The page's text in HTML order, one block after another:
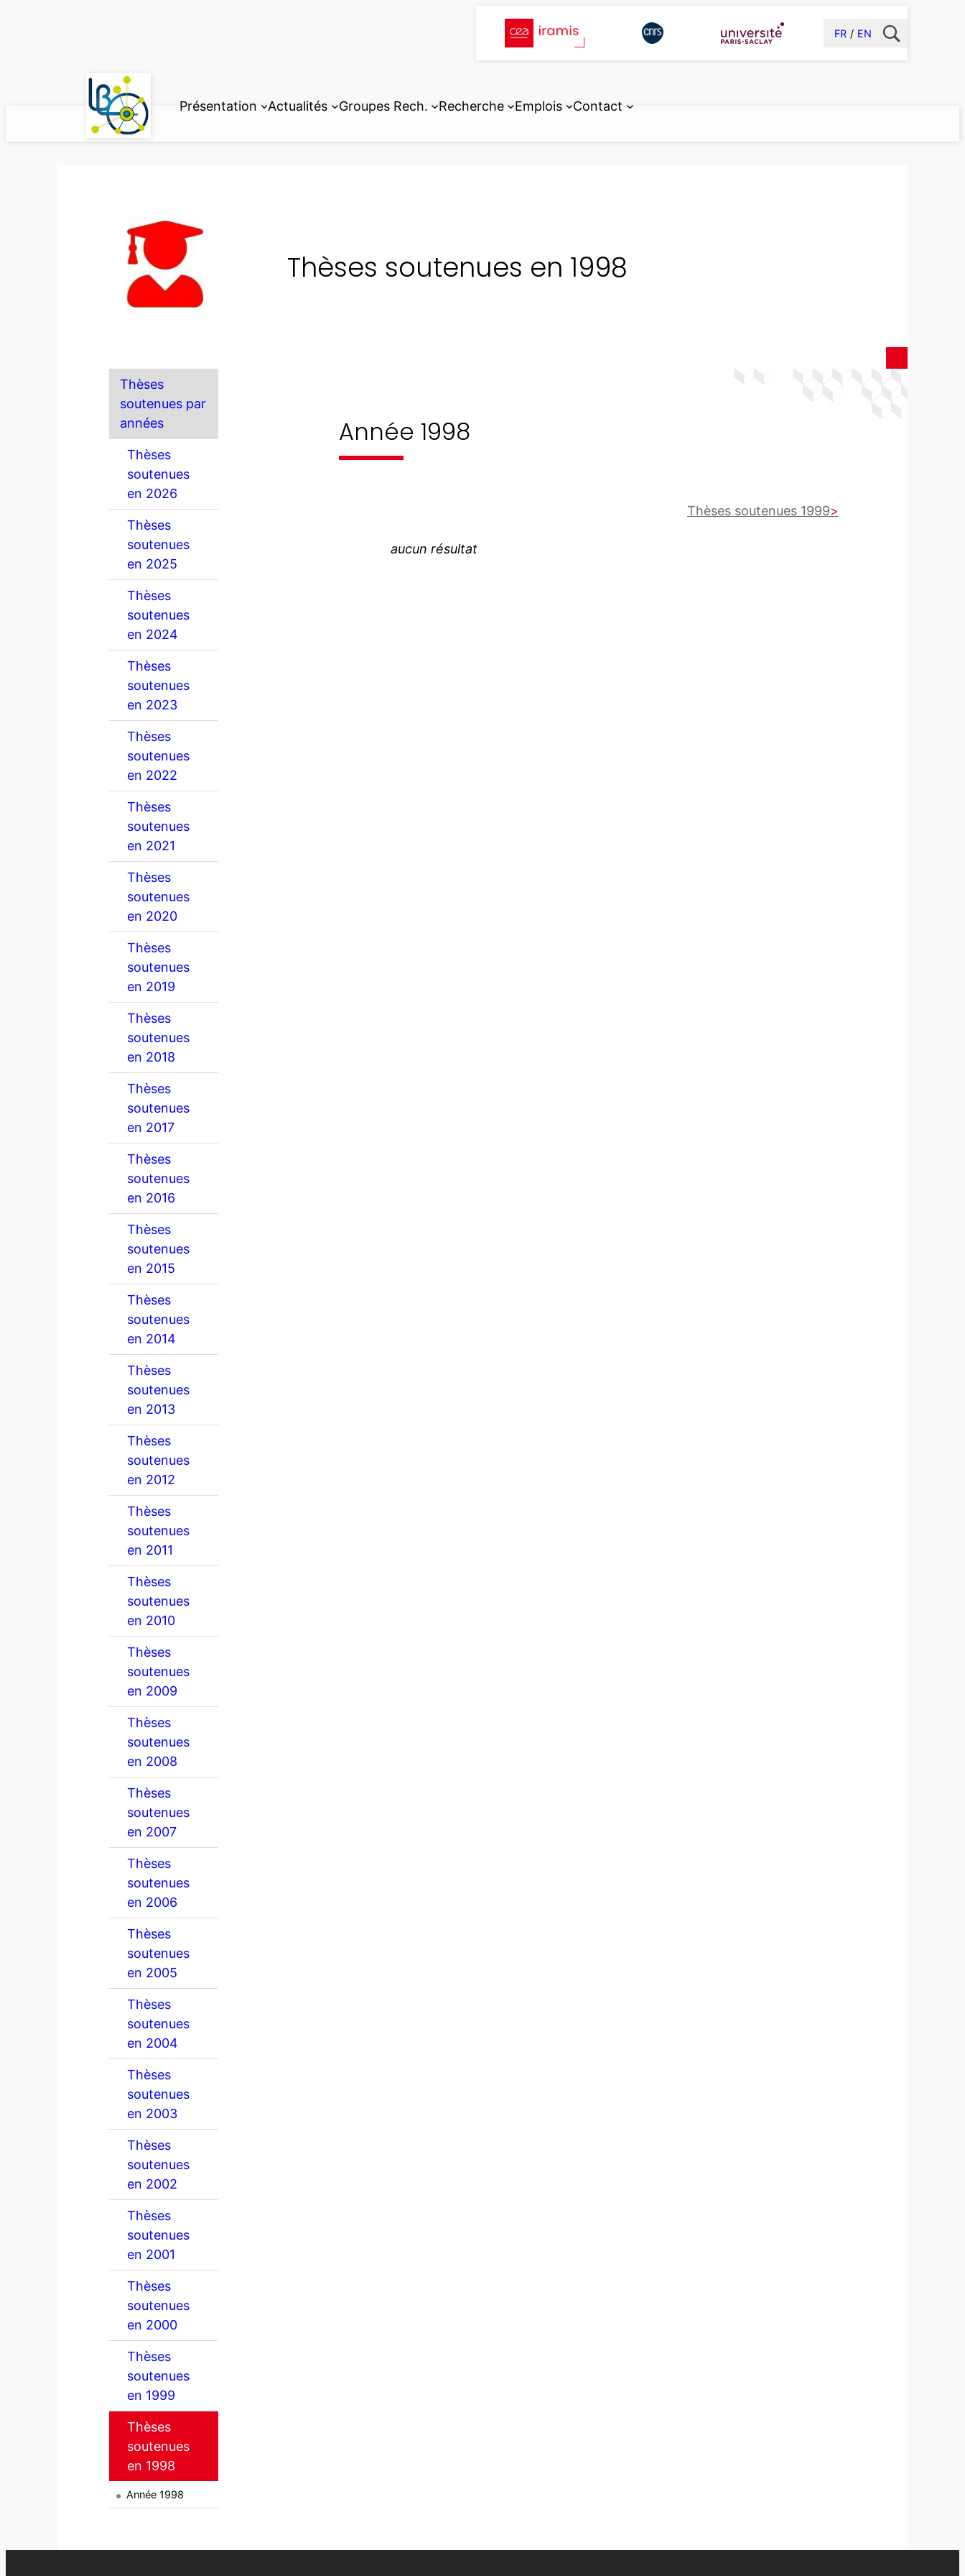
FR EN
Présentation Actualités Groupes Rech. Recherche Emplois Contact
Thèses soutenues en 1998
Thèses
soutenues par
années
Thèses
soutenues
en 2026
Thèses
soutenues
en 2025
Thèses
soutenues
en 2024
Thèses
soutenues
en 2023
Thèses
soutenues
en 2022
Thèses
soutenues
en 2021
Thèses
soutenues
en 2020
Thèses
soutenues
en 2019
Thèses
soutenues
en 2018
Thèses
soutenues
en 2017
Thèses
soutenues
en 2016
Thèses
soutenues
en 2015
Thèses
soutenues
en 2014
Thèses
soutenues
en 2013
Thèses
soutenues
en 2012
Thèses
soutenues
en 2011
Thèses
soutenues
en 2010
Thèses
soutenues
en 2009
Thèses
soutenues
en 2008
Thèses
soutenues
en 2007
Thèses
soutenues
en 2006
Thèses
soutenues
en 2005
Thèses
soutenues
en 2004
Thèses
soutenues
en 2003
Thèses
soutenues
en 2002
Thèses
soutenues
en 2001
Thèses
soutenues
en 2000
Thèses
soutenues
en 1999
Thèses
soutenues
en 1998
Année 1998
Année 1998
Thèses soutenues 1999
aucun résultat